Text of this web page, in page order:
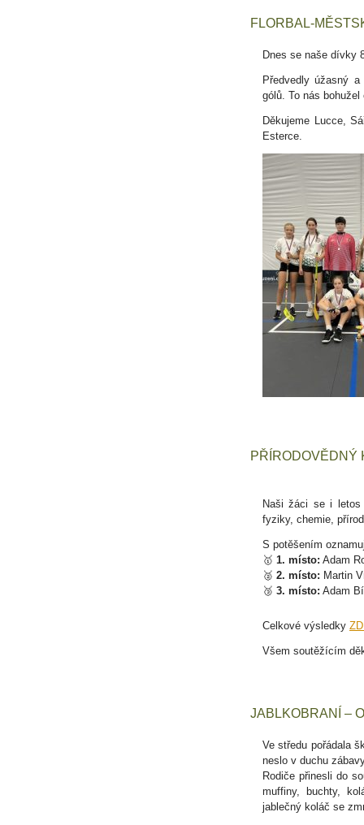
FLORBAL-
Dnes se naše dívky
Předvedly úžasný
gólů. To nás
Děkujeme Lucce,
Esterce.
PŘÍRODOVĚDNÝ
Naši žáci se i
fyziky, chemie,
S potěšením
🥇 1. místo: Adam
🥈 2. místo: Martin
🥉 3. místo: Adam
Celkové výsledky
Všem soutěžícím
JABLKOBRANÍ –
Ve středu pořádala
neslo v duchu
Rodiče přinesli do
muffiny, buchty,
jablečný koláč se